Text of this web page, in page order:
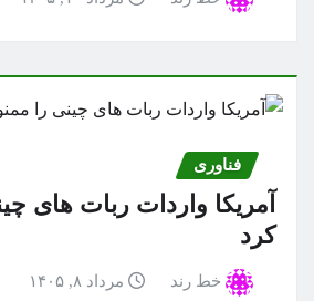
فناوری
آمریکا واردات ربات های
کرد
خط رند مرداد ۸, ۱۴۰۵